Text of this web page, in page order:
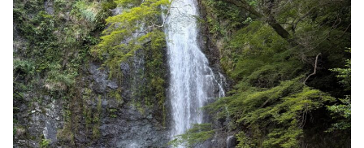
（news おかえり）
DAIGOも台所 ～きょうの献立 何にする？～
本日はダイアンなり！シーズン２
朝だ！生です旅サラダ
教えて！ニュースライブ 正義のミカタ